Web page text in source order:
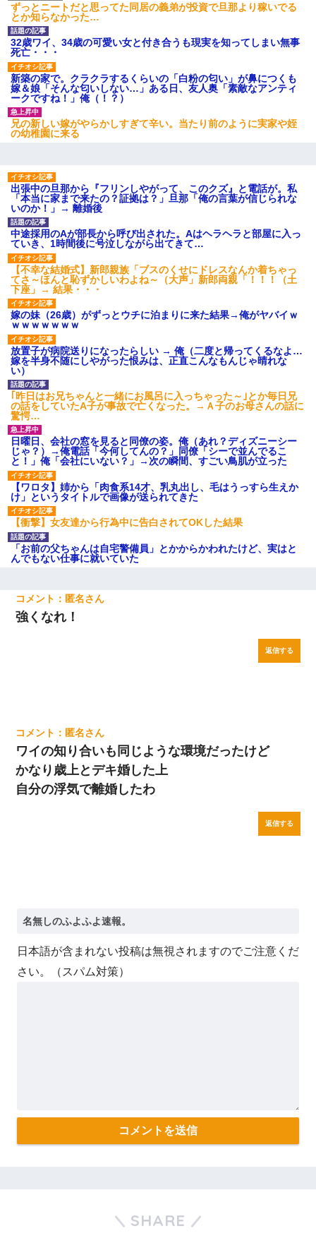
ずっとニートだと思ってた同居の義弟が投資で旦那より稼いでる
とか知らなかった…
32歳ワイ、34歳の可愛い女と付き合うも現実を知ってしまい無事
死亡・・・
新築の家で。クラクラするくらいの「白粉の匂い」が鼻につくも
嫁＆娘「そんな匂いしない…」ある日、友人奥「素敵なアンティ
ークですね！」俺（！？）
兄の新しい嫁がやらかしすぎて辛い。当たり前のように実家や姪
の幼稚園に来る
出張中の旦那から『フリンしやがって、このクズ』と電話が。私
「本当に家まで来たの？証拠は？」旦那「俺の言葉が信じられな
いのか！」→ 離婚後
中途採用のAが部長から呼び出された。Aはヘラヘラと部屋に入っ
ていき、1時間後に号泣しながら出てきて…
【不幸な結婚式】新郎親族「ブスのくせにドレスなんか着ちゃっ
てさ～ほんと恥ずかしいわよね～（大声」新郎両親「！！！（土
下座」→ 結果・・・
嫁の妹（26歳）がずっとウチに泊まりに来た結果→俺がヤバイｗ
ｗｗｗｗｗｗｗ
放置子が病院送りになったらしい → 俺（二度と帰ってくるなよ…
嫁を半身不随にしやがった恨みは、正直こんなもんじゃ晴れな
い）
｢昨日はお兄ちゃんと一緒にお風呂に入っちゃった～｣とか毎日兄
の話をしていたA子が事故で亡くなった。→Ａ子のお母さんの話に
驚愕…
日曜日、会社の窓を見ると同僚の姿。俺（あれ？ディズニーシー
じゃ？）→俺電話「今何してんの？」同僚「シーで並んでるこ
と！」俺「会社にいない？」→次の瞬間、すごい鳥肌が立った
【ワロタ】姉から「肉食系14才、乳丸出し、毛はうっすら生えか
け」というタイトルで画像が送られてきた
【衝撃】女友達から行為中に告白されてOKした結果
「お前の父ちゃんは自宅警備員」とかからかわれたけど、実はと
んでもない仕事に就いていた
匿名
強くなれ！
返信する
匿名
ワイの知り合いも同じような環境だったけど
かなり歳上とデキ婚した上
自分の浮気で離婚したわ
返信する
日本語が含まれない投稿は無視されますのでご注意くだ
さい。（スパム対策）
SHARE